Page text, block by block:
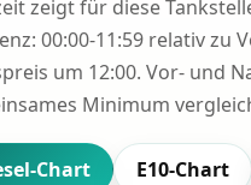
zeigt für diese
00:00-11:59 relativ zu
um 12:00. Vor- und
Minimum
Chart E10-Chart